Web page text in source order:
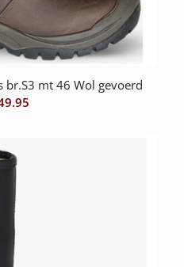
br.S3 mt 46 Wol gevoerd